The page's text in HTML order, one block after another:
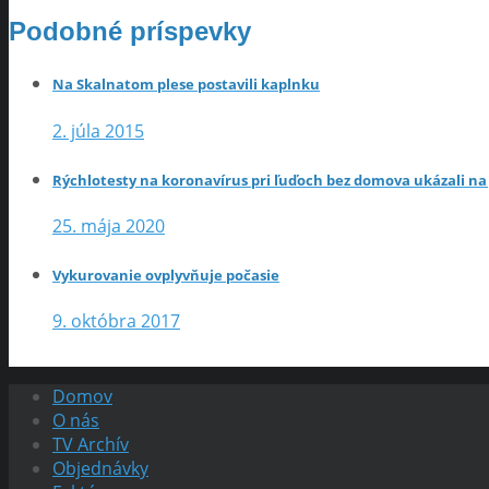
Podobné príspevky
Na Skalnatom plese postavili kaplnku
2. júla 2015
Rýchlotesty na koronavírus pri ľuďoch bez domova ukázali
25. mája 2020
Vykurovanie ovplyvňuje počasie
9. októbra 2017
Domov
O nás
TV Archív
Objednávky